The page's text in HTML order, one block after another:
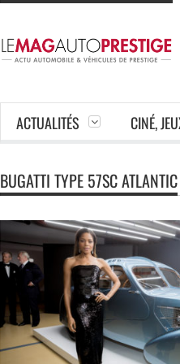
ACTUALITÉS CINÉ,
BUGATTI TYPE 57SC ATLANTIC